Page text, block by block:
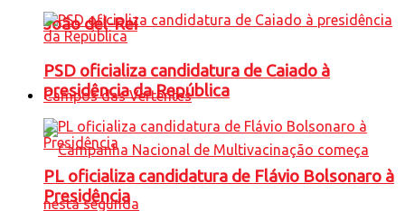
João del-Rei
Campos das Vertentes
PSD oficializa candidatura de Caiado à
presidência da República
PL oficializa candidatura de Flávio Bolsonaro à
Presidência